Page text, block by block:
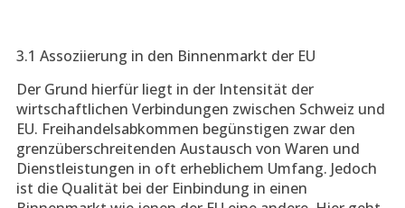
3.1 Assoziierung in den Binnenmarkt der EU
Der Grund hierfür liegt in der Intensität der
wirtschaftlichen Verbindungen zwischen Schweiz und
EU. Freihandelsabkommen begünstigen zwar den
grenzüberschreitenden Austausch von Waren und
Dienstleistungen in oft erheblichem Umfang. Jedoch
ist die Qualität bei der Einbindung in einen